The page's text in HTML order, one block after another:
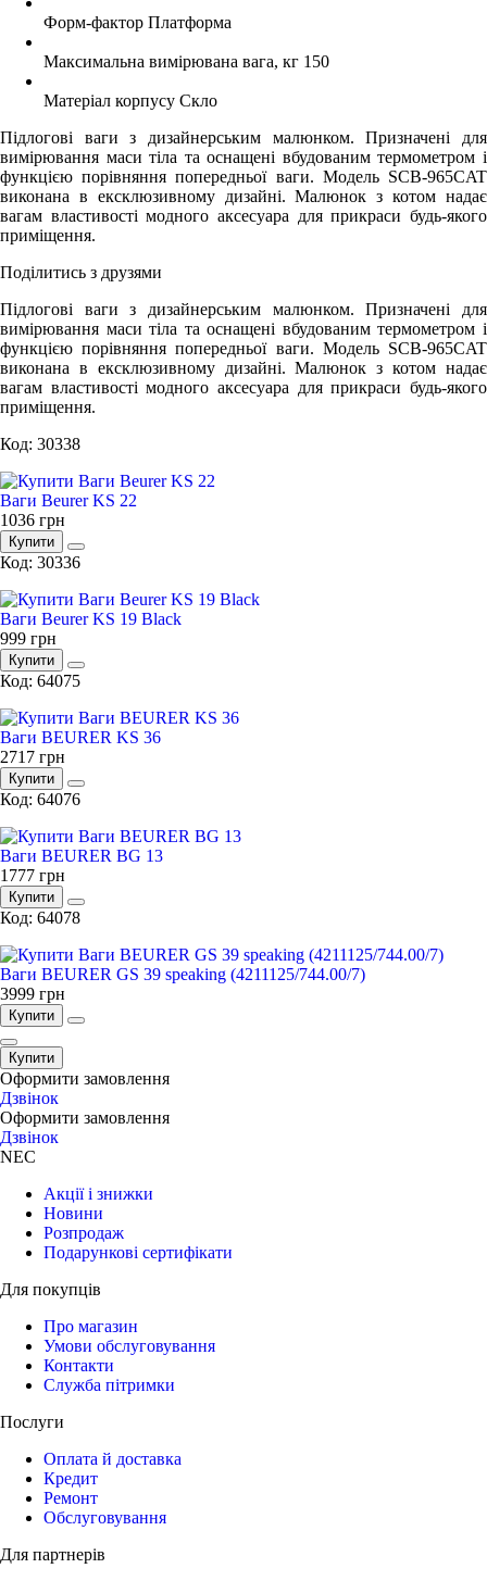
Форм-фактор Платформа
Максимальна вимірювана вага, кг 150
Матеріал корпусу Скло
Підлогові ваги з дизайнерським малюнком. Призначені для
вимірювання маси тіла та оснащені вбудованим термометром і
функцією порівняння попередньої ваги. Модель SCB-965CAT
виконана в ексклюзивному дизайні. Малюнок з котом надає
вагам властивості модного аксесуара для прикраси будь-якого
приміщення.
Поділитись з друзями
Підлогові ваги з дизайнерським малюнком. Призначені для
вимірювання маси тіла та оснащені вбудованим термометром і
функцією порівняння попередньої ваги. Модель SCB-965CAT
виконана в ексклюзивному дизайні. Малюнок з котом надає
вагам властивості модного аксесуара для прикраси будь-якого
приміщення.
Код: 30338
Ваги Beurer KS 22
1036 грн
Купити
Код: 30336
Ваги Beurer KS 19 Black
999 грн
Купити
Код: 64075
Ваги BEURER KS 36
2717 грн
Купити
Код: 64076
Ваги BEURER BG 13
1777 грн
Купити
Код: 64078
Ваги BEURER GS 39 speaking (4211125/744.00/7)
3999 грн
Купити
Купити
Оформити замовлення
Дзвiнок
Оформити замовлення
Дзвiнок
NEC
Акції і знижки
Новини
Розпродаж
Подарункові сертифікати
Для покупців
Про магазин
Умови обслуговування
Контакти
Служба пітримки
Послуги
Оплата й доставка
Кредит
Ремонт
Обслуговування
Для партнерів